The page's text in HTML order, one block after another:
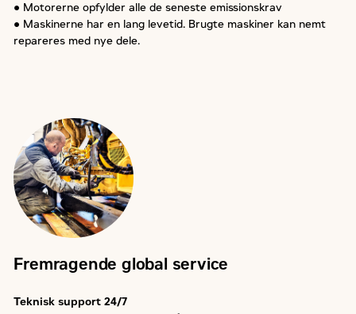
● Motorerne opfylder alle de seneste emissionskrav
● Maskinerne har en lang levetid. Brugte maskiner kan nemt
repareres med nye dele.
Fremragende global service
Teknisk support 24/7